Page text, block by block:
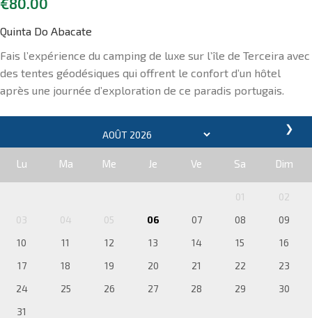
Quinta Do Abacate
Fais l’expérience du camping de luxe sur l’île de Terceira avec
des tentes géodésiques qui offrent le confort d’un hôtel
après une journée d’exploration de ce paradis portugais.
❯
Lu Ma Me Je Ve Sa Dim
01
02
03
04 05 06 07 08
09
10
11 12 13 14 15
16
17
18 19 20 21 22
23
24
25 26 27 28 29
30
31